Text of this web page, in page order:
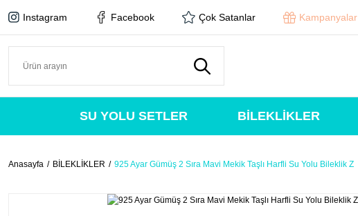
Instagram Facebook Çok Satanlar Kampanyalar
SU YOLU SETLER BİLEKLİKLER
Anasayfa BİLEKLİKLER 925 Ayar Gümüş 2 Sıra Mavi Mekik Taşlı Harfli Su Yolu Bileklik Z